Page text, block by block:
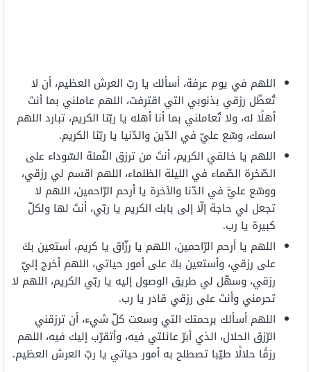
اللهم في يوم عرفة، أسألك يا ربّ العرش العظيم، أن لا
تُعطّل رزقي بذنوبي التي اقترفت، اللهم عاملني بما أنتَ
أهلًا له، ولا تُعاملني بما أنا أهله يا ربّنا الكريم، تبارد اللهم
اسمك، وسّع عليّ في الدّين والدّنيا يا ربّنا الكريم.
اللهم يا خالقي الكريم، أنتَ من ترزق النّملة السّوداء على
الصّخرة الصّماء في الليلة الظلماء، اللهم اقسم لي رزقي،
ووسّع عليَّ في الدّنا والآخرة يا أرحم الرّاحمين، اللهم لا
تجعل لي حاجة إلّا إلى بابك الكريم يا ربّي، أنتَ لها ولكلّ
كبيرة يا رب.
اللهم يا أرحم الرّاحمين، اللهم يا رزّاق يا كريم، أستعين بكَ
على رزقي، وأستعين بكَ على أمور حياتي، اللهم أخرج إليّ
رزقي، وسهّل لي طريق الوصول إليه يا ربّي الكريم، اللهم لا
تحرمني وأنتَ على رزقي قادر يا رب.
اللهم أسألك برحمتك التي وسعت كلّ شيء، أن ترزقني
الرّزق الحلال، الذي أبرّ عائلتي فيه، وأتقرّب إليك فيه، اللهم
رزقًا حلالًا طيّبا تصطلح به أمور حياتي يا ربّ العرش العظيم.